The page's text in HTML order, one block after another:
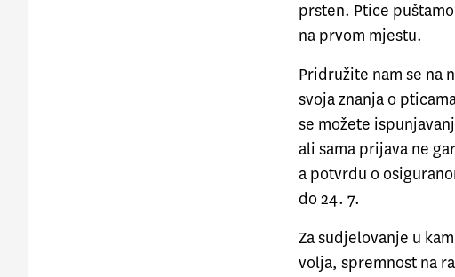
prsten. Ptice
na prvom mjestu.
Pridružite nam se na
svoja znanja o
se možete
ali sama prijava ne
a potvrdu o
do 24. 7.
Za sudjelovanje u
volja, spremnost na